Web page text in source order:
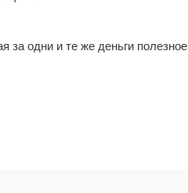
за одни и те же деньги полезное